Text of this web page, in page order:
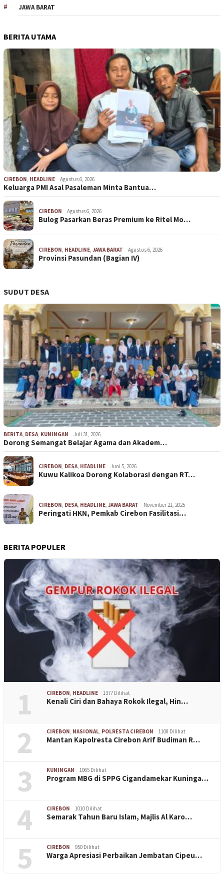
JAWA BARAT
BERITA UTAMA
CIREBON, HEADLINE Agustus 6, 2026
Keluarga PMI Asal Pasaleman Minta Bantua…
CIREBON Agustus 6, 2026
Bulog Pasarkan Beras Premium ke Ritel Mo…
CIREBON, HEADLINE, JAWA BARAT Agustus 6, 2026
Provinsi Pasundan (Bagian IV)
SUDUT DESA
BERITA DESA KUNINGAN Juli 31, 2026
Dorong Semangat Belajar Agama dan Akadem…
CIREBON DESA HEADLINE Juni 5, 2026
Kuwu Kalikoa Dorong Kolaborasi dengan RT…
CIREBON DESA HEADLINE JAWA BARAT November 21, 2025
Peringati HKN, Pemkab Cirebon Fasilitasi…
BERITA POPULER
1 CIREBON HEADLINE 1377 Dilihat
Kenali Ciri dan Bahaya Rokok Ilegal, Hin…
2 CIREBON NASIONAL POLRESTA CIREBON 1108 Dilihat
Mantan Kapolresta Cirebon Arif Budiman R…
3 KUNINGAN 1065 Dilihat
Program MBG di SPPG Cigandamekar Kuninga…
4 CIREBON 1010 Dilihat
Semarak Tahun Baru Islam, Majlis Al Karo…
5 CIREBON 950 Dilihat
Warga Apresiasi Perbaikan Jembatan Cipeu…